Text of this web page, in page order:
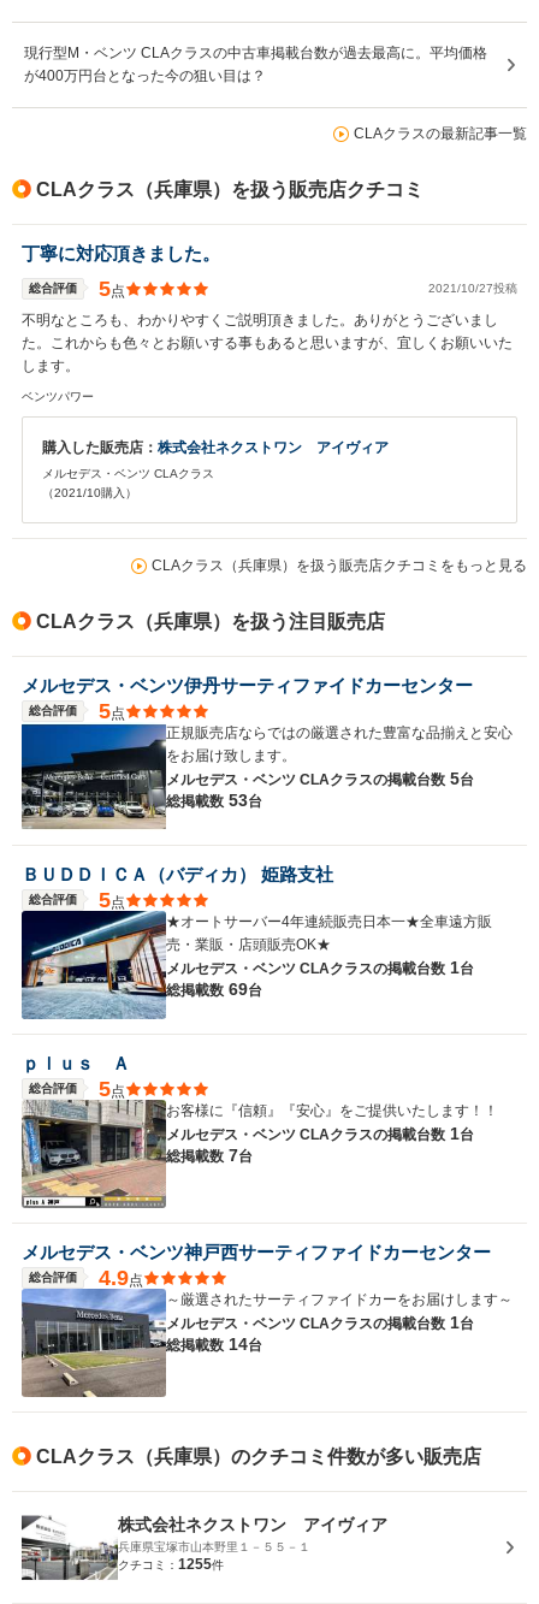
現行型M・ベンツ CLAクラスの中古車掲載台数が過去最高に。平均価格
が400万円台となった今の狙い目は？
CLAクラスの最新記事一覧
CLAクラス（兵庫県）を扱う販売店クチコミ
丁寧に対応頂きました。
総合評価 5点 2021/10/27投稿
不明なところも、わかりやすくご説明頂きました。ありがとうございまし
た。これからも色々とお願いする事もあると思いますが、宜しくお願いいた
します。
ベンツパワー
購入した販売店： 株式会社ネクストワン アイヴィア
メルセデス・ベンツ CLAクラス
（2021/10購入）
CLAクラス（兵庫県）を扱う販売店クチコミをもっと見る
CLAクラス（兵庫県）を扱う注目販売店
メルセデス・ベンツ伊丹サーティファイドカーセンター
総合評価 5点
正規販売店ならではの厳選された豊富な品揃えと安心
をお届け致します。
メルセデス・ベンツ CLAクラスの掲載台数 5台
総掲載数 53台
ＢＵＤＤＩＣＡ（バディカ） 姫路支社
総合評価 5点
★オートサーバー4年連続販売日本一★全車遠方販
売・業販・店頭販売OK★
メルセデス・ベンツ CLAクラスの掲載台数 1台
総掲載数 69台
ｐｌｕｓ Ａ
総合評価 5点
お客様に『信頼』『安心』をご提供いたします！！
メルセデス・ベンツ CLAクラスの掲載台数 1台
総掲載数 7台
メルセデス・ベンツ神戸西サーティファイドカーセンター
総合評価 4.9点
～厳選されたサーティファイドカーをお届けします～
メルセデス・ベンツ CLAクラスの掲載台数 1台
総掲載数 14台
CLAクラス（兵庫県）のクチコミ件数が多い販売店
株式会社ネクストワン アイヴィア
兵庫県宝塚市山本野里１－５５－１
クチコミ： 1255件